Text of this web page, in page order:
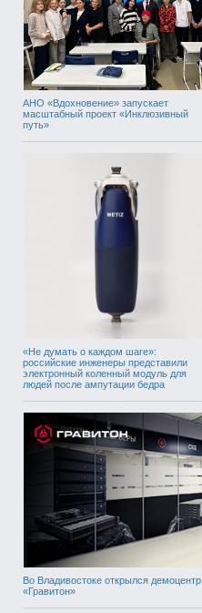
АНО «Вдохновение» запускает
масштабный проект «Инклюзивный
путь»
«Не думать о каждом шаге»:
российские инженеры представили
электронный коленный модуль для
людей после ампутации бедра
Во Владивостоке открылся демоцентр
«Гравитон»